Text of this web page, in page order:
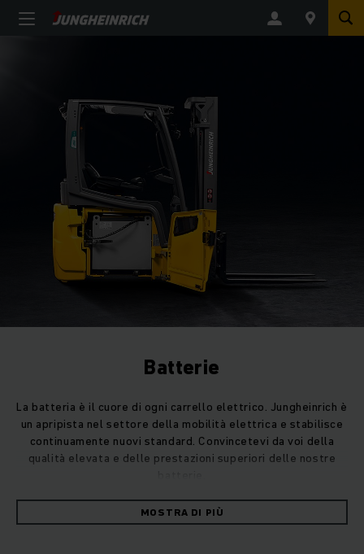
Batterie
La batteria è il cuore di ogni carrello elettrico. Jungheinrich è
un apripista nel settore della mobilità elettrica e stabilisce
continuamente nuovi standard. Convincetevi da voi della
qualità elevata e delle prestazioni superiori delle nostre
MOSTRA DI PIÙ